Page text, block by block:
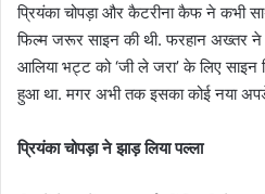
प्रियंका चोपड़ा और कैटरीना कैफ ने कभी
फिल्म जरूर साइन की थी. फरहान अख्तर ने
आलिया भट्ट को ‘जी ले जरा’ के लिए साइन
हुआ था. मगर अभी तक इसका कोई नया
प्रियंका चोपड़ा ने झाड़ लिया पल्ला